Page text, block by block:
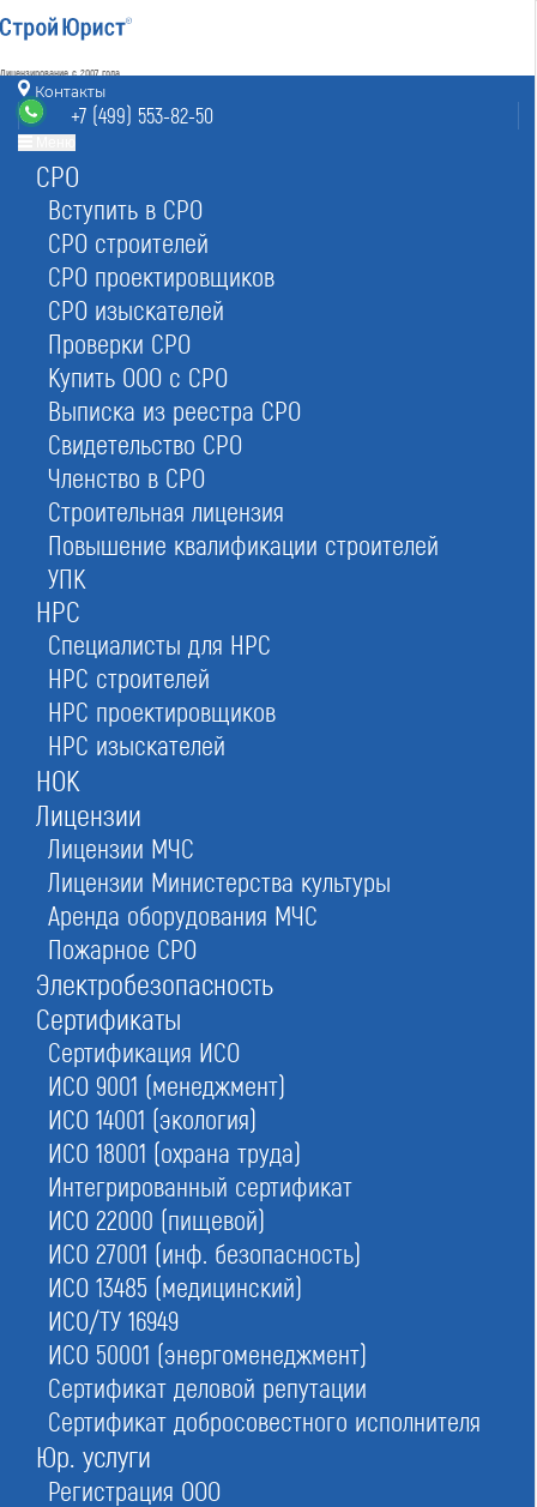
Лицензирование с 2007 года
4.93
Наш рейтинг
80отзывов
8 (800) 700-15-25
без выходных 7:00-20:00
+7 (499) 553-82-50
Москва, ст. м.«Баррикадная»,
ул. Большая Грузинская 12, строение 2, офис 9
Контакты
+7 (499) 553-82-50
СРО
Вступить в СРО
СРО строителей
СРО проектировщиков
СРО изыскателей
Проверки СРО
Купить ООО с СРО
Выписка из реестра СРО
Свидетельство СРО
Членство в СРО
Строительная лицензия
Повышение квалификации строителей
УПК
НРС
Специалисты для НРС
НРС строителей
НРС проектировщиков
НРС изыскателей
НОК
Лицензии
Лицензии МЧС
Лицензии Министерства культуры
Аренда оборудования МЧС
Пожарное СРО
Электробезопасность
Сертификаты
Сертификация ИСО
ИСО 9001 (менеджмент)
ИСО 14001 (экология)
ИСО 18001 (охрана труда)
Интегрированный сертификат
ИСО 22000 (пищевой)
ИСО 27001 (инф. безопасность)
ИСО 13485 (медицинский)
ИСО/ТУ 16949
ИСО 50001 (энергоменеджмент)
Сертификат деловой репутации
Сертификат добросовестного исполнителя
Юр. услуги
Регистрация ООО
Главная Реестр СРО Проектировщиков
Реестр СРО проектировщиков
вступить в проектное СРО и получить доступ к
аукционам и выгодным контрактам
Оставьте заявку прямо сейчас
Заказать консультацию
При отправке данной формы вы соглашаетесь с
персональных данных.
Строителей
Проектировщиков
Изыскателей
Реестры саморегулируемых
организаций